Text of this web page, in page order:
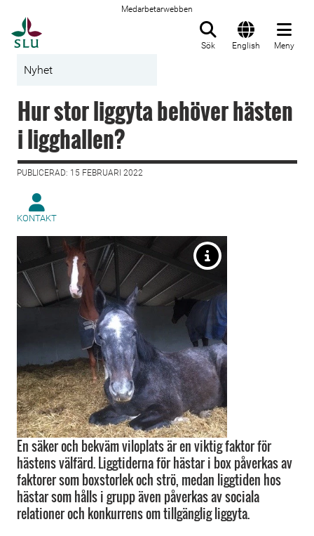
Medarbetarwebben
Sök English Meny
Nyhet
Hur stor liggyta behöver hästen
i ligghallen?
PUBLICERAD: 15 FEBRUARI 2022
KONTAKT
En säker och bekväm viloplats är en viktig faktor för
hästens välfärd. Liggtiderna för hästar i box påverkas av
faktorer som boxstorlek och strö, medan liggtiden hos
hästar som hålls i grupp även påverkas av sociala
relationer och konkurrens om tillgänglig liggyta.